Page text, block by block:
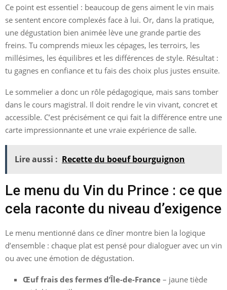
Ce point est essentiel : beaucoup de gens aiment le vin mais
se sentent encore complexés face à lui. Or, dans la pratique,
une dégustation bien animée lève une grande partie des
freins. Tu comprends mieux les cépages, les terroirs, les
millésimes, les équilibres et les différences de style. Résultat :
tu gagnes en confiance et tu fais des choix plus justes ensuite.
Le sommelier a donc un rôle pédagogique, mais sans tomber
dans le cours magistral. Il doit rendre le vin vivant, concret et
accessible. C’est précisément ce qui fait la différence entre une
carte impressionnante et une vraie expérience de salle.
Lire aussi : Recette du boeuf bourguignon
Le menu du Vin du Prince : ce que
cela raconte du niveau d’exigence
Le menu mentionné dans ce dîner montre bien la logique
d’ensemble : chaque plat est pensé pour dialoguer avec un vin
ou avec une émotion de dégustation.
Œuf frais des fermes d’Île-de-France – jaune tiède